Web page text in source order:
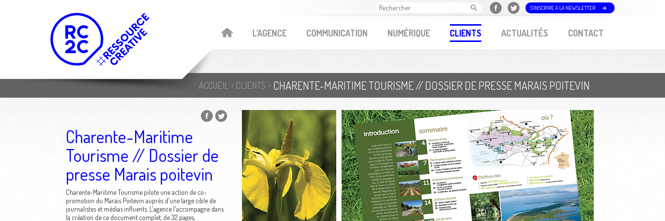
L'AGENCE COMMUNICATION NUMÉRIQUE CLIENTS ACTUALITÉS CONTACT
S'INSCRIRE À LA NEWSLETTER
ACCUEIL CLIENTS CHARENTE-MARITIME TOURISME // DOSSIER DE PRESSE MARAIS POITEVIN
Charente-Maritime
Tourisme // Dossier de
presse Marais poitevin
Charente-Maritime Tourisme pilote une action de co-
promotion du Marais Poitevin auprès d'une large cible de
journalistes et médias influents. L'agence l'accompagne dans
la création de ce document complet, de 32 pages,